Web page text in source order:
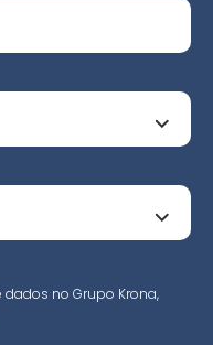
no Grupo Krona,